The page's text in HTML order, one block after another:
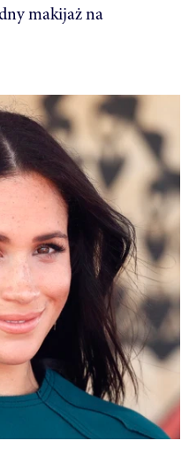
makijaż na